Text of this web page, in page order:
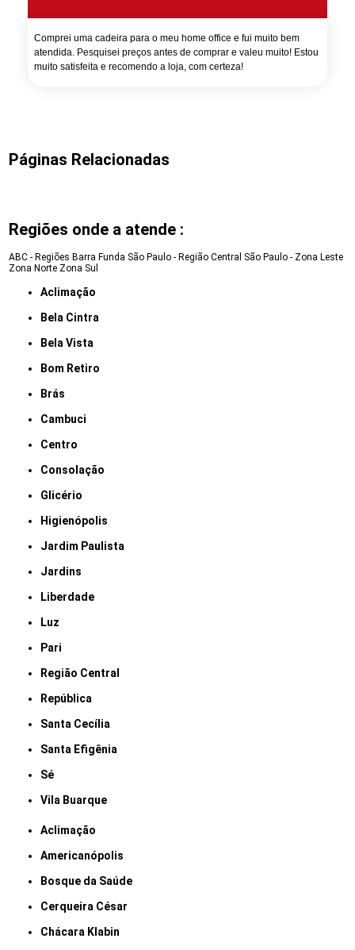
Comprei uma cadeira para o meu home office e fui muito bem
atendida. Pesquisei preços antes de comprar e valeu muito! Estou
muito satisfeita e recomendo a loja, com certeza!
Páginas Relacionadas
Regiões onde a atende :
ABC - Regiões Barra Funda São Paulo - Região Central São Paulo - Zona Leste
Zona Norte Zona Sul
Aclimação
Bela Cintra
Bela Vista
Bom Retiro
Brás
Cambuci
Centro
Consolação
Glicério
Higienópolis
Jardim Paulista
Jardins
Liberdade
Luz
Pari
Região Central
República
Santa Cecília
Santa Efigênia
Sé
Vila Buarque
Aclimação
Americanópolis
Bosque da Saúde
Cerqueira César
Chácara Klabin